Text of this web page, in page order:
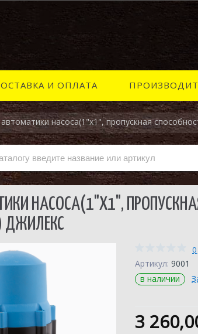
И ОПЛАТА
насоса(1"х1", пропускная
НАСОСА(1"Х1",
ДЖИЛЕКС
Артикул: 9001
в наличии
3